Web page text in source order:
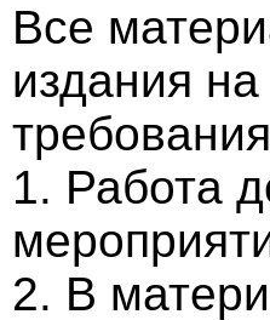
Все
издания
1. Работа
2. В